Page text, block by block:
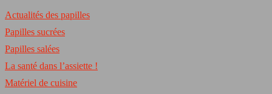
Actualités des papilles
Papilles sucrées
Papilles salées
La santé dans l’assiette !
Matériel de cuisine